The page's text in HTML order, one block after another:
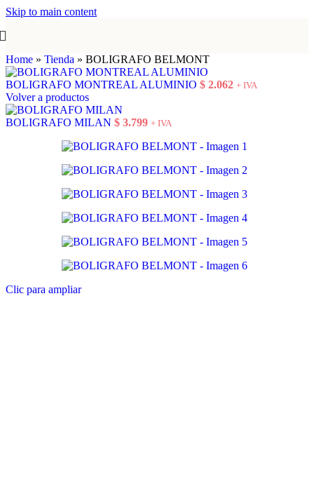
Skip to main content
Home » Tienda » BOLIGRAFO BELMONT
BOLIGRAFO MONTREAL ALUMINIO $ 2.062 + IVA
Volver a productos
BOLIGRAFO MILAN $ 3.799 + IVA
Clic para ampliar